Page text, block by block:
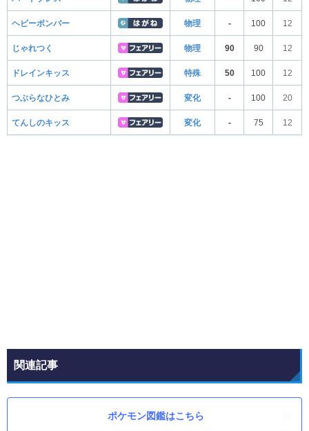
ヘビーボンバー 物理 - 100 12
じゃれつく 物理 90 90 12
ドレインキッス 特殊 50 100 12
つぶらなひとみ 変化 - 100 20
てんしのキッス 変化 - 75 12
関連記事
ポケモン図鑑はこちら